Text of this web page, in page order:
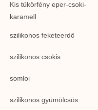
Kis tükörfény eper-csoki-
karamell
szilikonos feketeerdő
szilikonos csokis
somloi
szilikonos gyümölcsös